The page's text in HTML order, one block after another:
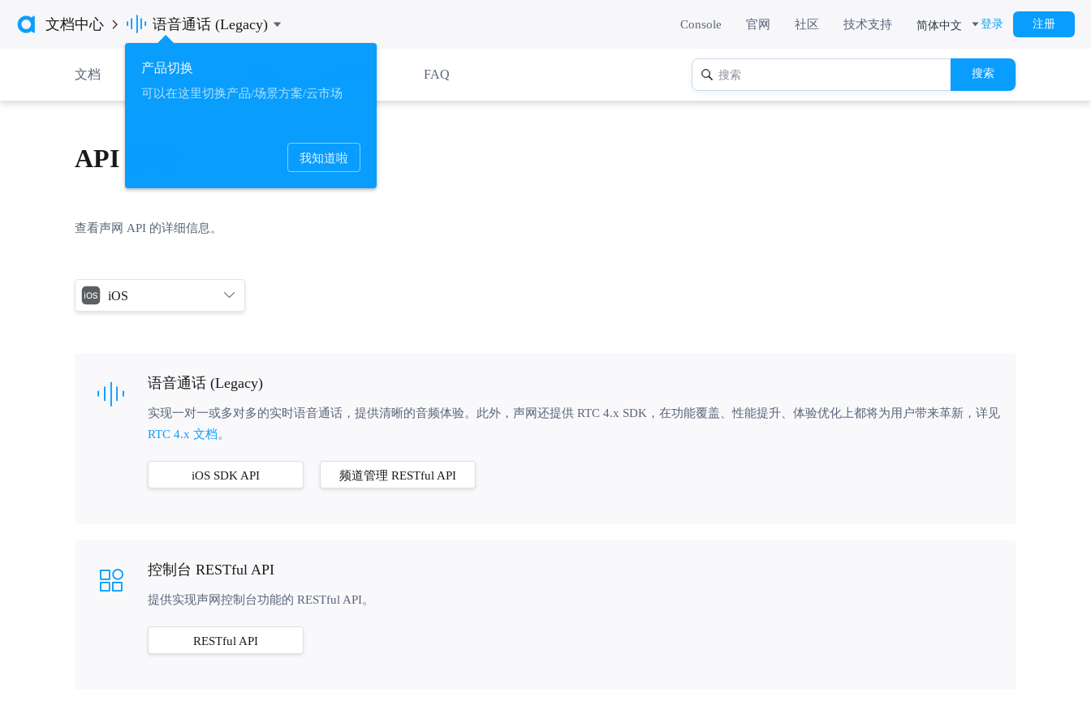
文档中心   语音通话 (Legacy)
产品切换
可以在这里切换产品/场景方案/云市场
我知道啦
Console 官网 社区 技术支持 简体中文 登录 注册
文档 API 参考 FAQ 搜索
API 参考
查看声网 API 的详细信息。
iOS
Android
Unity
React Native
Cocos Creator
 语音通话 (Legacy)
实现一对一或多对多的实时语音通话，提供清晰的音频体验。此外，声网还提供 RTC 4.x SDK，在功能覆盖、性能提升、体验优化上都将为用户带来革新，详见
RTC 4.x 文档。
iOS SDK API 频道管理 RESTful API
 控制台 RESTful API
提供实现声网控制台功能的 RESTful API。
RESTful API